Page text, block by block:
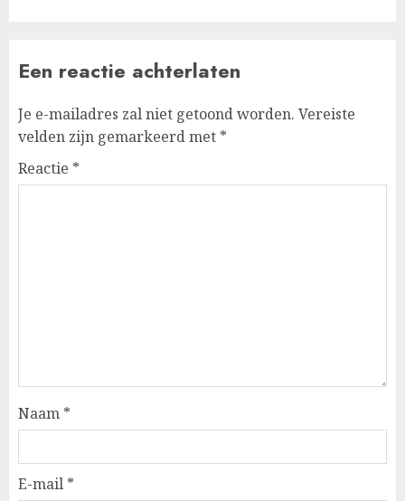
Een reactie achterlaten
Je e-mailadres zal niet getoond worden. Vereiste
velden zijn gemarkeerd met *
Reactie *
Naam *
E-mail *